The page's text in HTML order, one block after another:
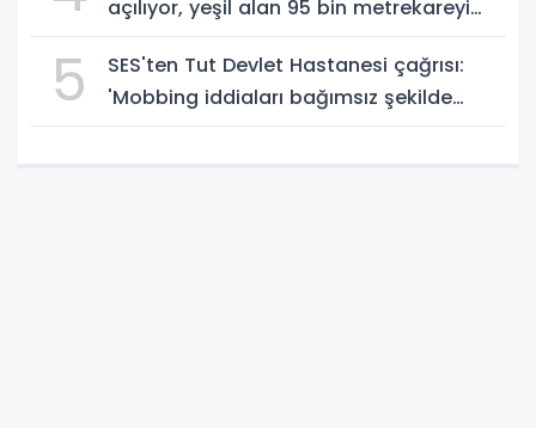
açılıyor, yeşil alan 95 bin metrekareyi
5
SES'ten Tut Devlet Hastanesi çağrısı:
'Mobbing iddiaları bağımsız şekilde